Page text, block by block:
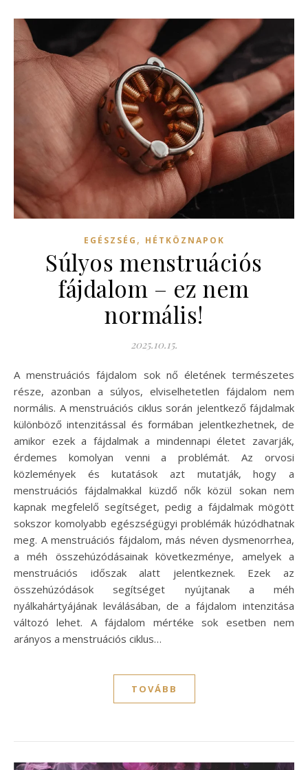
EGÉSZSÉG , HÉTKÖZNAPOK
Súlyos menstruációs
fájdalom – ez nem
normális!
2025.10.15.
A menstruációs fájdalom sok nő életének természetes
része, azonban a súlyos, elviselhetetlen fájdalom nem
normális. A menstruációs ciklus során jelentkező fájdalmak
különböző intenzitással és formában jelentkezhetnek, de
amikor ezek a fájdalmak a mindennapi életet zavarják,
érdemes komolyan venni a problémát. Az orvosi
közlemények és kutatások azt mutatják, hogy a
menstruációs fájdalmakkal küzdő nők közül sokan nem
kapnak megfelelő segítséget, pedig a fájdalmak mögött
sokszor komolyabb egészségügyi problémák húzódhatnak
meg. A menstruációs fájdalom, más néven dysmenorrhea,
a méh összehúzódásainak következménye, amelyek a
menstruációs időszak alatt jelentkeznek. Ezek az
összehúzódások segítséget nyújtanak a méh
nyálkahártyájának leválásában, de a fájdalom intenzitása
változó lehet. A fájdalom mértéke sok esetben nem
arányos a menstruációs ciklus…
TOVÁBB